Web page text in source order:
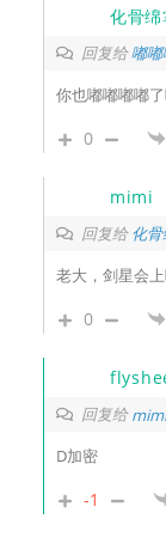
化骨绵
回复给嘟
你也嘟嘟嘟嘟了
0
mimi
回复给化
老大，剑星会
0
回复给mimi
D加密
-1